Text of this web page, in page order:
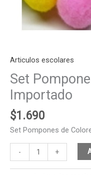
Articulos escolares
Set
Importado
$1.690
Set Pompones de
- +